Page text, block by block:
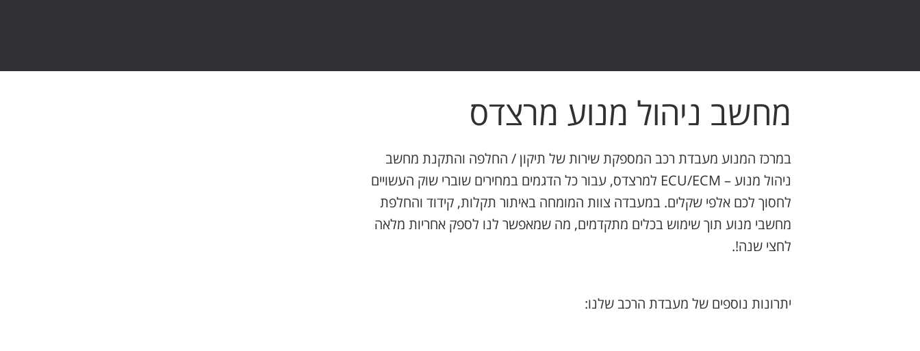
מחשב ניהול מנוע מרצדס
במרכז המנוע מעבדת רכב המספקת שירות של תיקון / החלפה והתקנת מחשב
ניהול מנוע – ECU/ECM למרצדס, עבור כל הדגמים במחירים שוברי שוק העשויים
לחסוך לכם אלפי שקלים. במעבדה צוות המומחה באיתור תקלות, קידוד והחלפת
מחשבי מנוע תוך שימוש בכלים מתקדמים, מה שמאפשר לנו לספק אחריות מלאה
לחצי שנה!.
יתרונות נוספים של מעבדת הרכב שלנו: